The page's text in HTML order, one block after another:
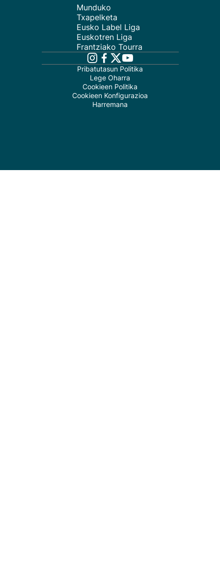
Munduko
Txapelketa
Eusko Label Liga
Euskotren Liga
Frantziako Tourra
Pribatutasun Politika
Lege Oharra
Cookieen Politika
Cookieen Konfigurazioa
Harremana